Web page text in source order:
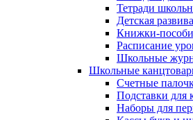
Тетради
Детская
Книжки-
Расписание
Школьные
Школьные
Счетные
Подставки для
Наборы для